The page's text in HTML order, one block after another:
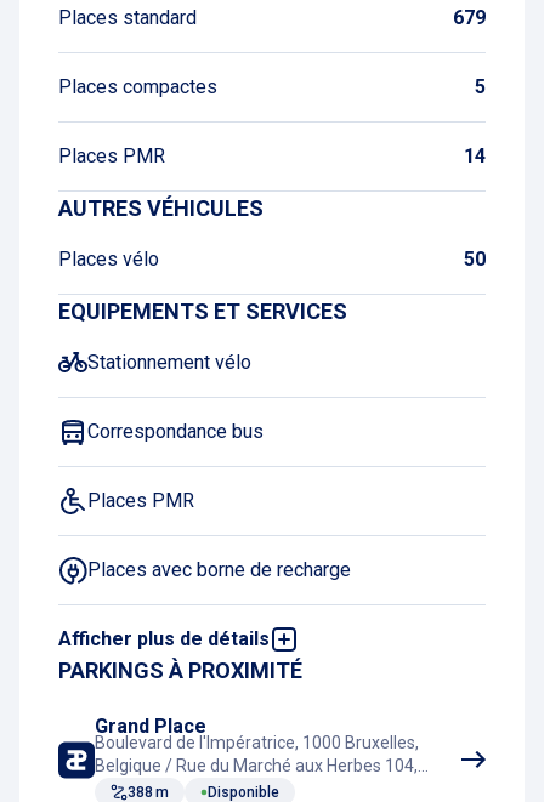
Places standard 679
Places compactes 5
Places PMR 14
AUTRES VÉHICULES
Places vélo 50
EQUIPEMENTS ET SERVICES
Stationnement vélo
Correspondance bus
Places PMR
Places avec borne de recharge
Afficher plus de détails
GPL interdit
Toilettes
PARKINGS À PROXIMITÉ
Grand Place
Boulevard de l'Impératrice, 1000 Bruxelles,
Belgique / Rue du Marché aux Herbes 104,
1000 Bruxelles, Belgique
388 m Disponible